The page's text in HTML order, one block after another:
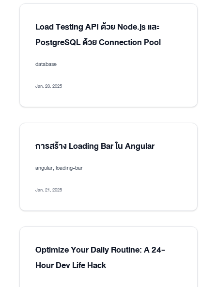
Load Testing API ด้วย Node.js และ
PostgreSQL ด้วย Connection Pool
database
Jan. 23, 2025
การสร้าง Loading Bar ใน Angular
angular, loading-bar
Jan. 21, 2025
Optimize Your Daily Routine: A 24-
Hour Dev Life Hack